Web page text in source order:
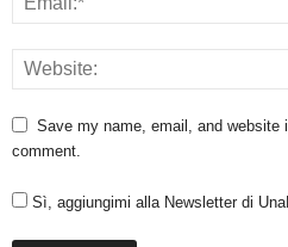
Save my name, email, and website
comment.
Sì, aggiungimi alla Newsletter di